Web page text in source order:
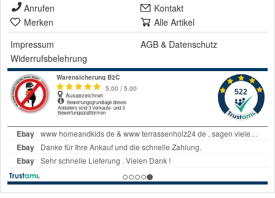
Anrufen
Kontakt
Merken
Alle Artikel
Impressum
AGB & Datenschutz
Widerrufsbelehrung